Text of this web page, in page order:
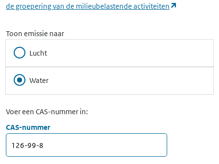
de groepering van de milieubelastende activiteiten
Toon emissie naar
Lucht
Water
Voer een CAS-nummer in:
CAS-nummer